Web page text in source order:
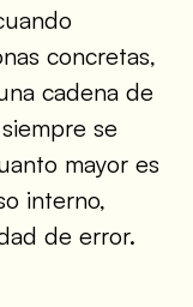
concretas,
cadena de
se
mayor es
interno,
de error.